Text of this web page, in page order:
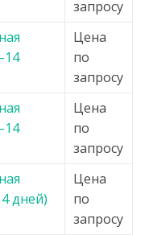
запросу
Цена
по
запросу
Цена
по
запросу
дней)
Цена
по
запросу